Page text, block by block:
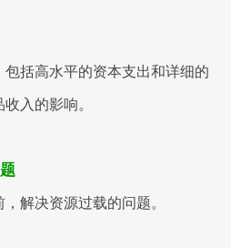
括高水平的资本支出和详细的
入的影响。
解决资源过载的问题。